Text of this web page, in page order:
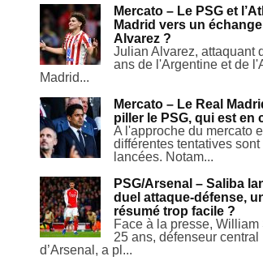
Mercato – Le PSG et
Madrid vers un
Alvarez ?
Julian Alvarez, attaquant
ans de l'Argentine et de
Madrid...
Mercato – Le Real
piller le PSG, qui est en
A l'approche du mercato
différentes tentatives sont
lancées. Notam...
PSG/Arsenal – Saliba
duel attaque-défense,
résumé trop facile ?
Face à la presse, William
25 ans, défenseur central
d’Arsenal, a pl...